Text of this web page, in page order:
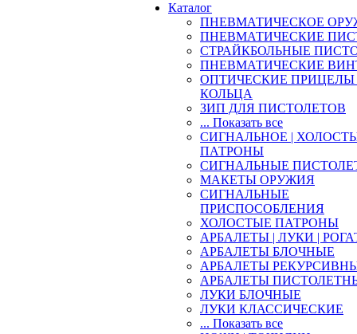
Каталог
ПНЕВМАТИЧЕСКОЕ
ПНЕВМАТИЧЕСКИЕ
СТРАЙКБОЛЬНЫЕ
ПНЕВМАТИЧЕСКИЕ
ОПТИЧЕСКИЕ ПРИЦЕЛЫ
КОЛЬЦА
ЗИП ДЛЯ ПИСТОЛЕТОВ
... Показать все
СИГНАЛЬНОЕ |
ПАТРОНЫ
СИГНАЛЬНЫЕ
МАКЕТЫ ОРУЖИЯ
СИГНАЛЬНЫЕ
ПРИСПОСОБЛЕНИЯ
ХОЛОСТЫЕ ПАТРОНЫ
АРБАЛЕТЫ | ЛУКИ |
АРБАЛЕТЫ БЛОЧНЫЕ
АРБАЛЕТЫ
АРБАЛЕТЫ
ЛУКИ БЛОЧНЫЕ
ЛУКИ КЛАССИЧЕСКИЕ
... Показать все